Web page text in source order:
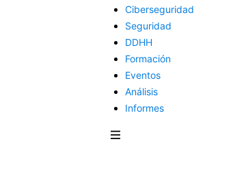
Ciberseguridad
Seguridad
DDHH
Formación
Eventos
Análisis
Informes